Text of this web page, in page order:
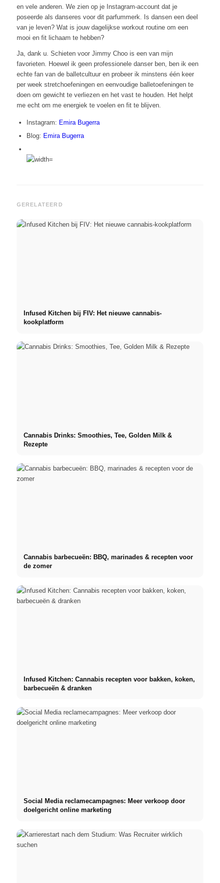
en vele anderen. We zien op je Instagram-account dat je
poseerde als danseres voor dit parfummerk. Is dansen een deel
van je leven? Wat is jouw dagelijkse workout routine om een
mooi en fit lichaam te hebben?
Ja, dank u. Schieten voor Jimmy Choo is een van mijn
favorieten. Hoewel ik geen professionele danser ben, ben ik een
echte fan van de balletcultuur en probeer ik minstens één keer
per week stretchoefeningen en eenvoudige balletoefeningen te
doen om gewicht te verliezen en het vast te houden. Het helpt
me echt om me energiek te voelen en fit te blijven.
Instagram: Emira Bugerra
Blog: Emira Bugerra
GERELATEERD
Infused Kitchen bij FIV: Het nieuwe cannabis-
kookplatform
Cannabis Drinks: Smoothies, Tee, Golden Milk &
Rezepte
Cannabis barbecueën: BBQ, marinades & recepten voor
de zomer
Infused Kitchen: Cannabis recepten voor bakken, koken,
barbecueën & dranken
Social Media reclamecampagnes: Meer verkoop door
doelgericht online marketing